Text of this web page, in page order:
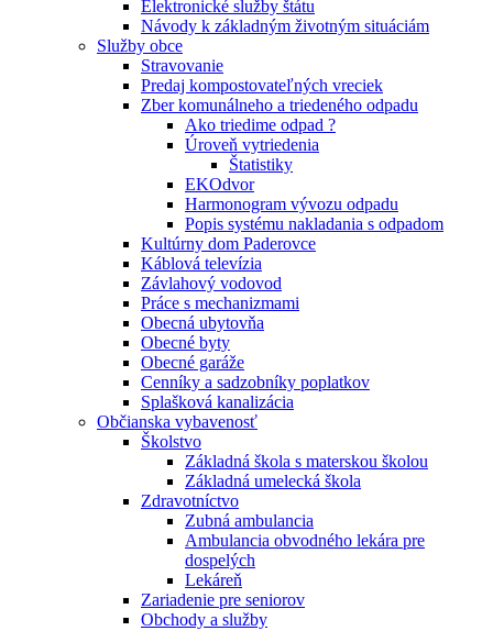
Elektronické služby štátu
Návody k základným životným situáciám
Služby obce
Stravovanie
Predaj kompostovateľných vreciek
Zber komunálneho a triedeného odpadu
Ako triedime odpad ?
Úroveň vytriedenia
Štatistiky
EKOdvor
Harmonogram vývozu odpadu
Popis systému nakladania s odpadom
Kultúrny dom Paderovce
Káblová televízia
Závlahový vodovod
Práce s mechanizmami
Obecná ubytovňa
Obecné byty
Obecné garáže
Cenníky a sadzobníky poplatkov
Splašková kanalizácia
Občianska vybavenosť
Školstvo
Základná škola s materskou školou
Základná umelecká škola
Zdravotníctvo
Zubná ambulancia
Ambulancia obvodného lekára pre
dospelých
Lekáreň
Zariadenie pre seniorov
Obchody a služby